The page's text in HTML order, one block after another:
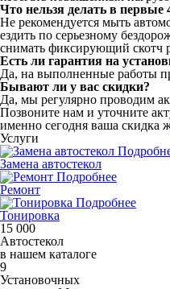
Что нельзя делать в первые
Не рекомендуется мыть
ездить по серьезному
снимать фиксирующий скотч
Есть ли гарантия на
Да, на выполненные работы
Бывают ли у вас скидки?
Да, мы регулярно проводим
Позвоните нам и уточните
именно сегодня ваша скидка
Услуги
Замена автостекол
Подробнее
Ремонт
Подробнее
Тонировка
15 000
Автостекол
в нашем каталоге
9
Установочных